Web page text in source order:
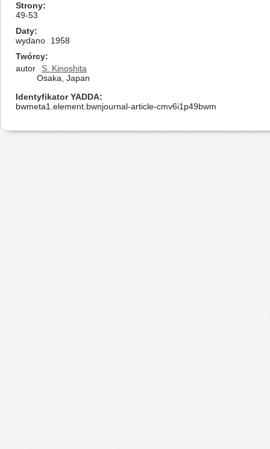
Strony
49-53
Daty
wydano
1958
Twórcy
autor
S. Kinoshita
Osaka, Japan
Identyfikator YADDA
bwmeta1.element.bwnjournal-article-cmv6i1p49bwm